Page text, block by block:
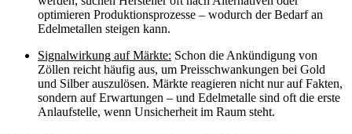
optimieren Produktionsprozesse – wodurch der Bedarf an
Edelmetallen steigen kann.
Signalwirkung auf Märkte: Schon die Ankündigung von
Zöllen reicht häufig aus, um Preisschwankungen bei Gold
und Silber auszulösen. Märkte reagieren nicht nur auf Fakten,
sondern auf Erwartungen – und Edelmetalle sind oft die erste
Anlaufstelle, wenn Unsicherheit im Raum steht.